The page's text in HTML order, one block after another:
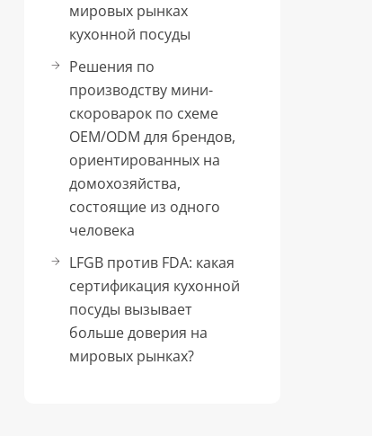
мировых рынках
кухонной посуды
Решения по
производству мини-
скороварок по схеме
OEM/ODM для брендов,
ориентированных на
домохозяйства,
состоящие из одного
человека
LFGB против FDA: какая
сертификация кухонной
посуды вызывает
больше доверия на
мировых рынках?